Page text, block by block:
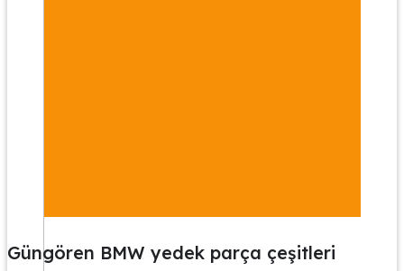
Güngören BMW yedek parça çeşitleri